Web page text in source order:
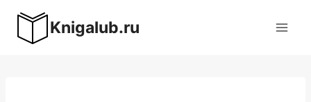
содержимому
Knigalub.ru